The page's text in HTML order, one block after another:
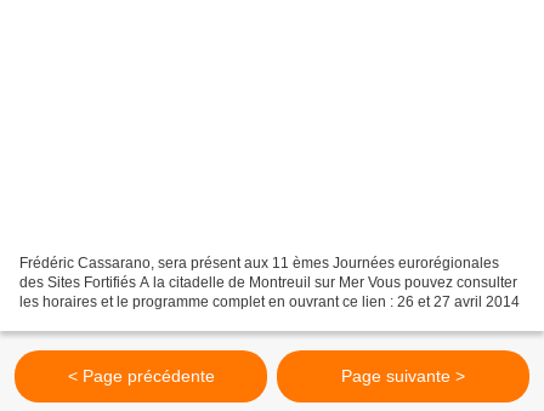
Frédéric Cassarano, sera présent aux 11 èmes Journées eurorégionales
des Sites Fortifiés A la citadelle de Montreuil sur Mer Vous pouvez consulter
les horaires et le programme complet en ouvrant ce lien : 26 et 27 avril 2014
< Page précédente Page suivante >